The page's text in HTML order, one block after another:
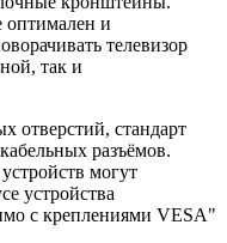
оптимален и
телевизор
так и
отверстий, стандарт
разъёмов.
могут
устройства
с креплениями VESA"